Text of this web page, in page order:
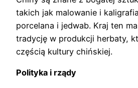
takich jak malowanie i
porcelana i jedwab. Kraj ten
tradycję w produkcji herbaty,
częścią kultury chińskiej.
Polityka i rządy